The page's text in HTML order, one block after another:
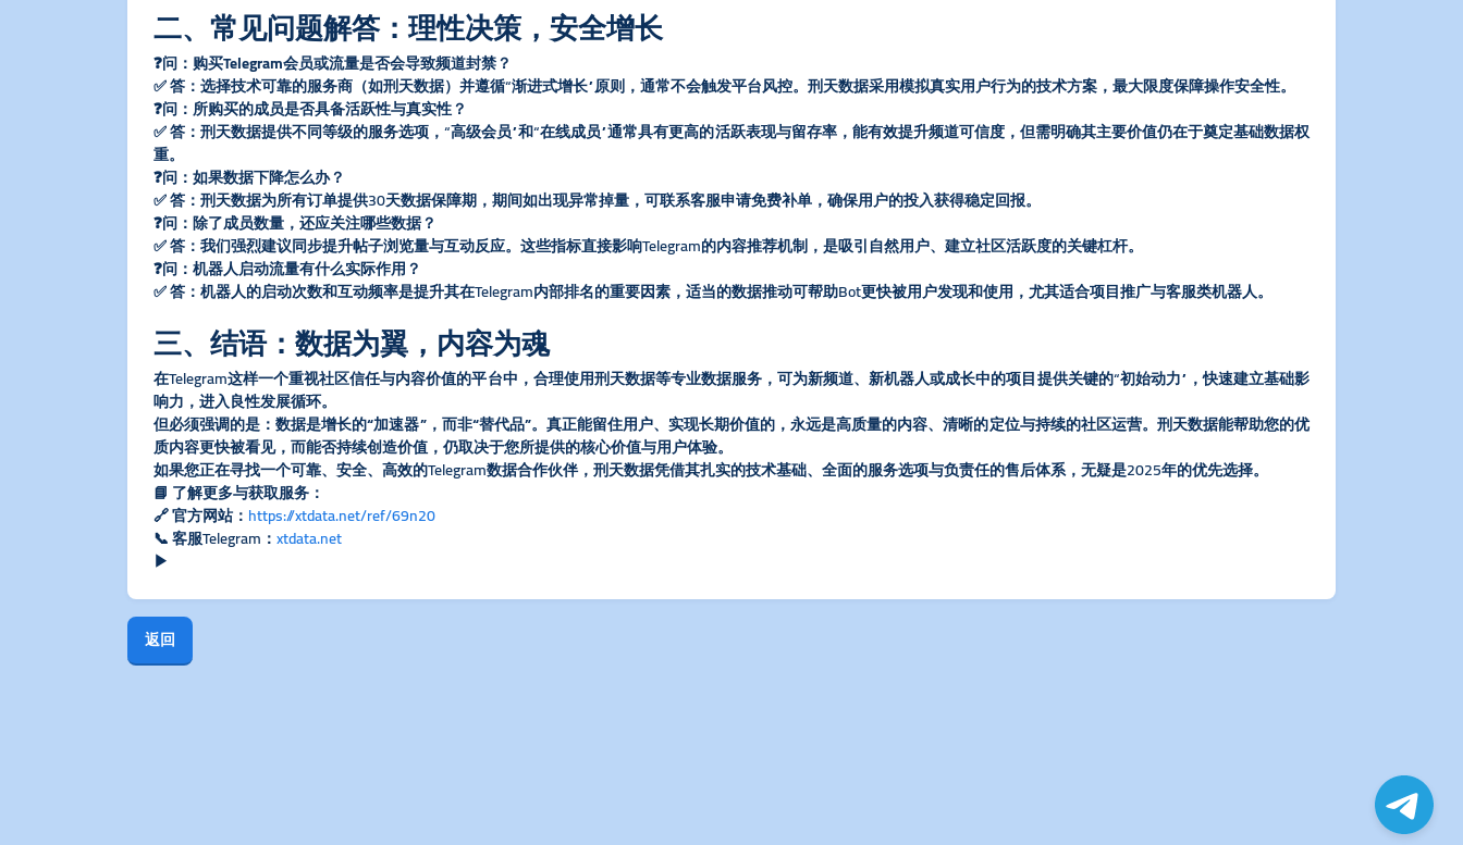
二、常见问题解答：理性决策，安全增长
​❓问：购买Telegram会员或流量是否会导致频道封禁？​
✅ 答：选择技术可靠的服务商（如刑天数据）并遵循“渐进式增长”原则，通常不会触发平台风控。刑天数据采用模拟真实用户行为的技术方案，最大限度保障操作安全性。
​❓问：所购买的成员是否具备活跃性与真实性？​
✅ 答：刑天数据提供不同等级的服务选项，“高级会员”和“在线成员”通常具有更高的活跃表现与留存率，能有效提升频道可信度，但需明确其主要价值仍在于奠定基础数据权
重。
​❓问：如果数据下降怎么办？​
✅ 答：刑天数据为所有订单提供30天数据保障期，期间如出现异常掉量，可联系客服申请免费补单，确保用户的投入获得稳定回报。
​❓问：除了成员数量，还应关注哪些数据？​
✅ 答：我们强烈建议同步提升​​帖子浏览量与互动反应​​。这些指标直接影响Telegram的内容推荐机制，是吸引自然用户、建立社区活跃度的关键杠杆。
​❓问：机器人启动流量有什么实际作用？​
✅ 答：机器人的启动次数和互动频率是提升其在Telegram内部排名的重要因素，适当的数据推动可帮助Bot更快被用户发现和使用，尤其适合项目推广与客服类机器人。
三、结语：数据为翼，内容为魂
在Telegram这样一个重视社区信任与内容价值的平台中，合理使用刑天数据等专业数据服务，可为新频道、新机器人或成长中的项目提供关键的“初始动力”，快速建立基础影
响力，进入良性发展循环。
但必须强调的是：​​数据是增长的“加速器”，而非“替代品”​​。真正能留住用户、实现长期价值的，永远是高质量的内容、清晰的定位与持续的社区运营。刑天数据能帮助您的优
质内容更快被看见，而能否持续创造价值，仍取决于您所提供的核心价值与用户体验。
如果您正在寻找一个可靠、安全、高效的Telegram数据合作伙伴，刑天数据凭借其扎实的技术基础、全面的服务选项与负责任的售后体系，无疑是2025年的优先选择。
📘 ​ ​了解更多与获取服务​ ​：
🔗 官方网站： https://xtdata.net/ref/69n20
📞 客服Telegram：xtdata.net
▶
返回